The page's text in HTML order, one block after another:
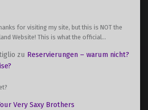
for visiting my site, but this is NOT the
Website! This is what the official…
zu Reservierungen – warum nicht?
Very Saxy Brothers